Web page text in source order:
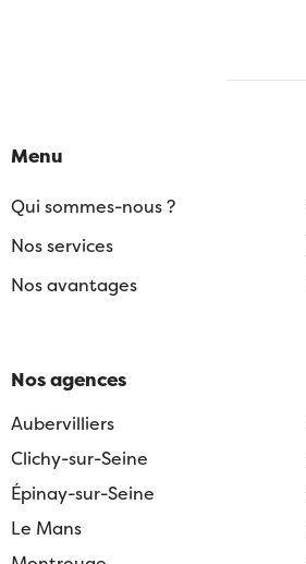
Menu
Qui sommes-nous ?
Nos services
Nos avantages
Nos agences
Aubervilliers
Clichy-sur-Seine
Épinay-sur-Seine
Le Mans